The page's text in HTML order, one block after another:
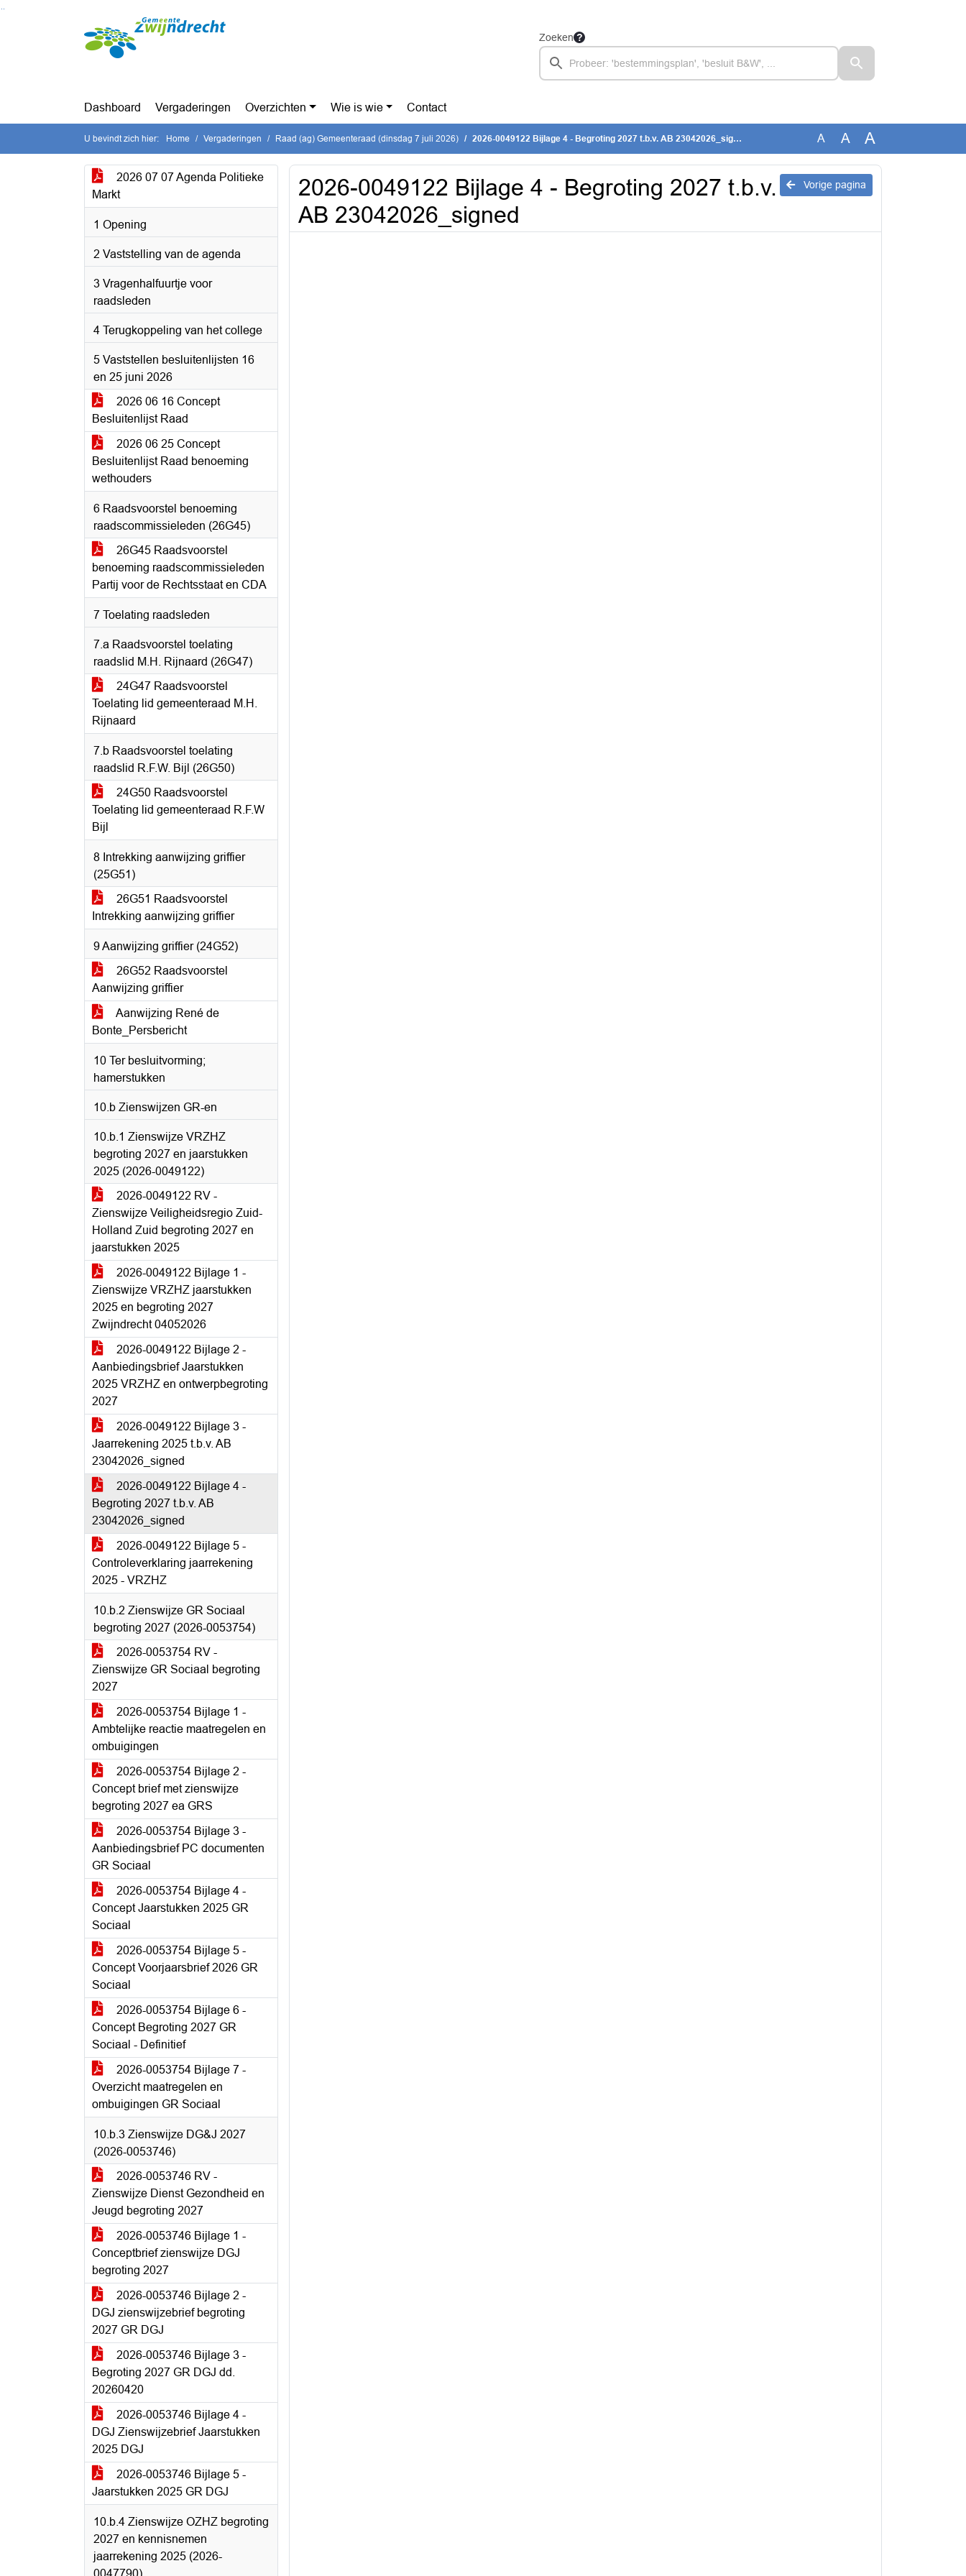
Ga naar de inhoud van deze pagina
Zoeken
Dashboard Vergaderingen Overzichten Wie is wie Contact
U bevindt zich hier: Home Vergaderingen Raad (ag) Gemeenteraad (dinsdag 7 juli 2026) 2026-0049122 Bijlage 4 - Begroting 2027 t.b.v. AB 23042026_signed A A A
2026 07 07 Agenda Politieke
Markt
1 Opening
2 Vaststelling van de agenda
3 Vragenhalfuurtje voor
raadsleden
4 Terugkoppeling van het college
5 Vaststellen besluitenlijsten 16
en 25 juni 2026
2026 06 16 Concept
Besluitenlijst Raad
2026 06 25 Concept
Besluitenlijst Raad benoeming
wethouders
6 Raadsvoorstel benoeming
raadscommissieleden (26G45)
26G45 Raadsvoorstel
benoeming raadscommissieleden
Partij voor de Rechtsstaat en CDA
7 Toelating raadsleden
7.a Raadsvoorstel toelating
raadslid M.H. Rijnaard (26G47)
24G47 Raadsvoorstel
Toelating lid gemeenteraad M.H.
Rijnaard
7.b Raadsvoorstel toelating
raadslid R.F.W. Bijl (26G50)
24G50 Raadsvoorstel
Toelating lid gemeenteraad R.F.W
Bijl
8 Intrekking aanwijzing griffier
(25G51)
26G51 Raadsvoorstel
Intrekking aanwijzing griffier
9 Aanwijzing griffier (24G52)
26G52 Raadsvoorstel
Aanwijzing griffier
Aanwijzing René de
Bonte_Persbericht
10 Ter besluitvorming;
hamerstukken
10.b Zienswijzen GR-en
10.b.1 Zienswijze VRZHZ
begroting 2027 en jaarstukken
2025 (2026-0049122)
2026-0049122 RV -
Zienswijze Veiligheidsregio Zuid-
Holland Zuid begroting 2027 en
jaarstukken 2025
2026-0049122 Bijlage 1 -
Zienswijze VRZHZ jaarstukken
2025 en begroting 2027
Zwijndrecht 04052026
2026-0049122 Bijlage 2 -
Aanbiedingsbrief Jaarstukken
2025 VRZHZ en ontwerpbegroting
2027
2026-0049122 Bijlage 3 -
Jaarrekening 2025 t.b.v. AB
23042026_signed
2026-0049122 Bijlage 4 -
Begroting 2027 t.b.v. AB
23042026_signed
2026-0049122 Bijlage 5 -
Controleverklaring jaarrekening
2025 - VRZHZ
10.b.2 Zienswijze GR Sociaal
begroting 2027 (2026-0053754)
2026-0053754 RV -
Zienswijze GR Sociaal begroting
2027
2026-0053754 Bijlage 1 -
Ambtelijke reactie maatregelen en
ombuigingen
2026-0053754 Bijlage 2 -
Concept brief met zienswijze
begroting 2027 ea GRS
2026-0053754 Bijlage 3 -
Aanbiedingsbrief PC documenten
GR Sociaal
2026-0053754 Bijlage 4 -
Concept Jaarstukken 2025 GR
Sociaal
2026-0053754 Bijlage 5 -
Concept Voorjaarsbrief 2026 GR
Sociaal
2026-0053754 Bijlage 6 -
Concept Begroting 2027 GR
Sociaal - Definitief
2026-0053754 Bijlage 7 -
Overzicht maatregelen en
ombuigingen GR Sociaal
10.b.3 Zienswijze DG&J 2027
(2026-0053746)
2026-0053746 RV -
Zienswijze Dienst Gezondheid en
Jeugd begroting 2027
2026-0053746 Bijlage 1 -
Conceptbrief zienswijze DGJ
begroting 2027
2026-0053746 Bijlage 2 -
DGJ zienswijzebrief begroting
2027 GR DGJ
2026-0053746 Bijlage 3 -
Begroting 2027 GR DGJ dd.
20260420
2026-0053746 Bijlage 4 -
DGJ Zienswijzebrief Jaarstukken
2025 DGJ
2026-0053746 Bijlage 5 -
Jaarstukken 2025 GR DGJ
10.b.4 Zienswijze OZHZ begroting
2027 en kennisnemen
jaarrekening 2025 (2026-
0047790)
Vorige pagina
2026-0049122 Bijlage 4 - Begroting 2027 t.b.v.
AB 23042026_signed